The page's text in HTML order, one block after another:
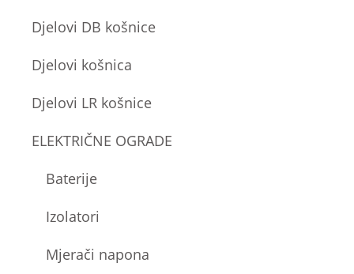
Djelovi DB košnice
Djelovi košnica
Djelovi LR košnice
ELEKTRIČNE OGRADE
Baterije
Izolatori
Mjerači napona